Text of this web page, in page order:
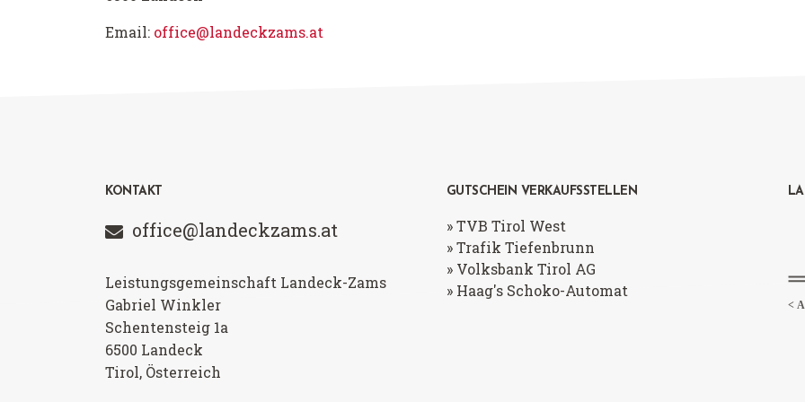
Email: office@landeckzams.at
KONTAKT
office@landeckzams.at
Leistungsgemeinschaft Landeck-Zams
Gabriel Winkler
Schentensteig 1a
6500 Landeck
Tirol, Österreich
GUTSCHEIN VERKAUFSSTELLEN
» TVB Tirol West
» Trafik Tiefenbrunn
» Volksbank Tirol AG
» Haag's Schoko-Automat